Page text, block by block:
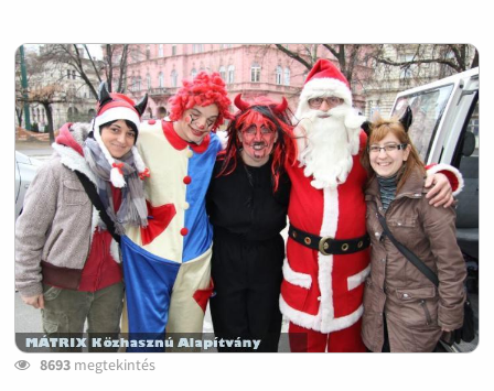
8693megtekintés